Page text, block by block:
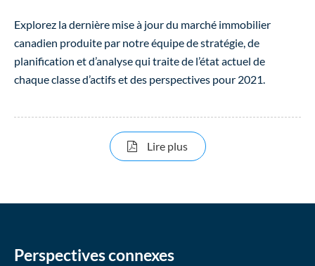
Explorez la dernière mise à jour du marché immobilier
canadien produite par notre équipe de stratégie, de
planification et d’analyse qui traite de l’état actuel de
chaque classe d’actifs et des perspectives pour 2021.
Lire plussur Tendances du
Perspectives connexes